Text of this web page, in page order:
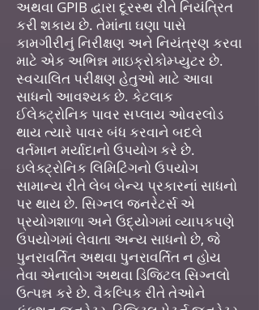
અથવા GPIB દ્વારા દૂરસ્થ રીતે નિયંત્રિત
કરી શકાય છે. તેમાંના ઘણા પાસે
કામગીરીનું નિરીક્ષણ અને નિયંત્રણ કરવા
માટે એક અભિન્ન માઇક્રોકોમ્પ્યુટર છે.
સ્વચાલિત પરીક્ષણ હેતુઓ માટે આવા
સાધનો આવશ્યક છે. કેટલાક
ઈલેક્ટ્રોનિક પાવર સપ્લાય ઓવરલોડ
થાય ત્યારે પાવર બંધ કરવાને બદલે
વર્તમાન મર્યાદાનો ઉપયોગ કરે છે.
ઇલેક્ટ્રોનિક લિમિટિંગનો ઉપયોગ
સામાન્ય રીતે લેબ બેન્ચ પ્રકારનાં સાધનો
પર થાય છે. સિગ્નલ જનરેટર્સ એ
પ્રયોગશાળા અને ઉદ્યોગમાં વ્યાપકપણે
ઉપયોગમાં લેવાતા અન્ય સાધનો છે, જે
પુનરાવર્તિત અથવા પુનરાવર્તિત ન હોય
તેવા એનાલોગ અથવા ડિજિટલ સિગ્નલો
ઉત્પન્ન કરે છે. વૈકલ્પિક રીતે તેઓને